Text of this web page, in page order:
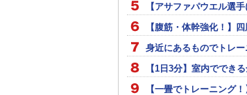
【アサファパウエル選
【腹筋・体幹強化！】
身近にあるものでトレ
【1日3分】室内ででき
【一畳でトレーニング